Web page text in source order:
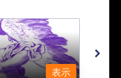
表示